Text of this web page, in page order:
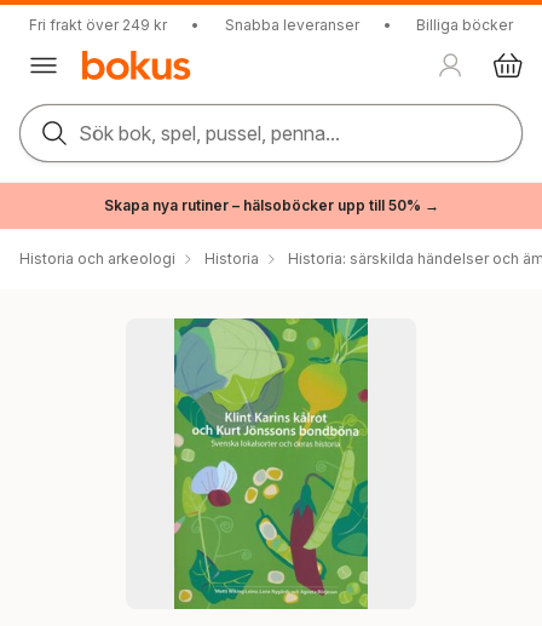
Fri frakt över 249 kr • Snabba leveranser • Billiga böcker
Sök bok, spel, pussel, penna...
Skapa nya rutiner – hälsoböcker upp till 50% →
Historia och arkeologi Historia Historia: särskilda händelser och